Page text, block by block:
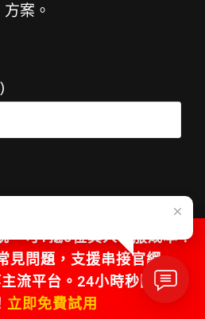
方案。
，可1抵5位真人客服成本！
見問題，支援串接官網、
流平台。24小時秒回不漏
立即免費試用